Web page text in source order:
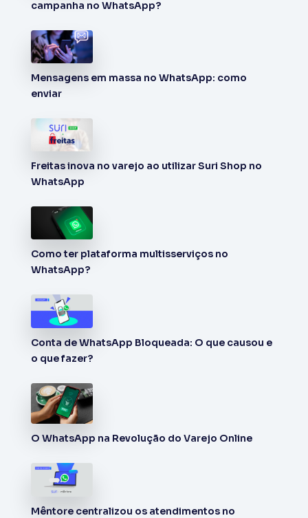
campanha no WhatsApp?
Mensagens em massa no WhatsApp: como
enviar
Freitas inova no varejo ao utilizar Suri Shop no
WhatsApp
Como ter plataforma multisserviços no
WhatsApp?
Conta de WhatsApp Bloqueada: O que causou e
o que fazer?
O WhatsApp na Revolução do Varejo Online
Mêntore centralizou os atendimentos no